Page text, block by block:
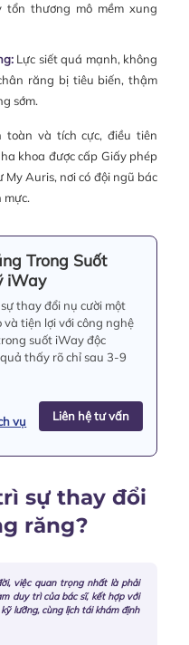
thương mô mềm xung
Lực siết quá mạnh, không
răng bị tiêu biến, thậm
sớm.
và tích cực, điều tiên
khoa được cấp Giấy phép
My Auris, nơi có đội ngũ bác
Trong Suốt
iWay
thay đổi nụ cười một
và tiện lợi với công nghệ
suốt iWay độc
thấy rõ chỉ sau 3-9
vụ Liên hệ tư vấn
sự thay đổi
răng?
việc quan trọng nhất là phải
duy trì của bác sĩ, kết hợp với
lưỡng, cùng lịch tái khám định